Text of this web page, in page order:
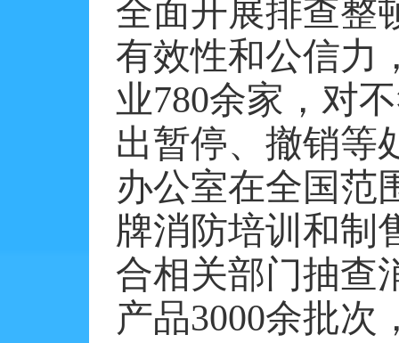
全面开展排查整
有效性和公信力
业780余家，对
出暂停、撤销等
办公室在全国范
牌消防培训和制
合相关部门抽查
产品3000余批次